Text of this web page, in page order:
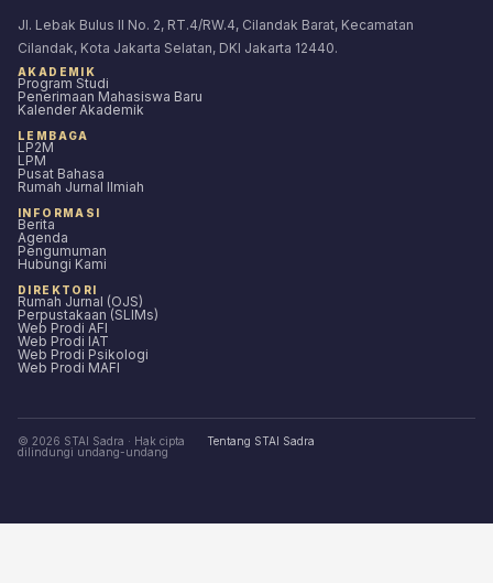
Jl. Lebak Bulus II No. 2, RT.4/RW.4, Cilandak Barat, Kecamatan
Cilandak, Kota Jakarta Selatan, DKI Jakarta 12440.
AKADEMIK
Program Studi
Penerimaan Mahasiswa Baru
Kalender Akademik
LEMBAGA
LP2M
LPM
Pusat Bahasa
Rumah Jurnal Ilmiah
INFORMASI
Berita
Agenda
Pengumuman
Hubungi Kami
DIREKTORI
Rumah Jurnal (OJS)
Perpustakaan (SLIMs)
Web Prodi AFI
Web Prodi IAT
Web Prodi Psikologi
Web Prodi MAFI
© 2026 STAI Sadra · Hak cipta
dilindungi undang-undang
Tentang STAI Sadra